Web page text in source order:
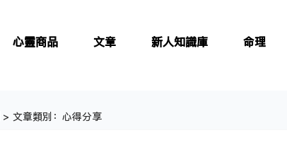
心靈商品 文章 新人知識庫 命理
文章類別：心得分享